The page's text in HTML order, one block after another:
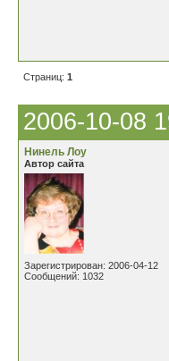
Страниц: 1
2006-10-08
Нинель Лоу
Автор сайта
Зарегистрирован: 2006-04-12
Сообщений: 1032